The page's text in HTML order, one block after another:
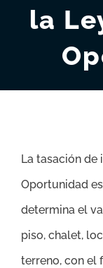
la
La tasación de
Oportunidad
determina el
piso, chalet,
terreno, con el